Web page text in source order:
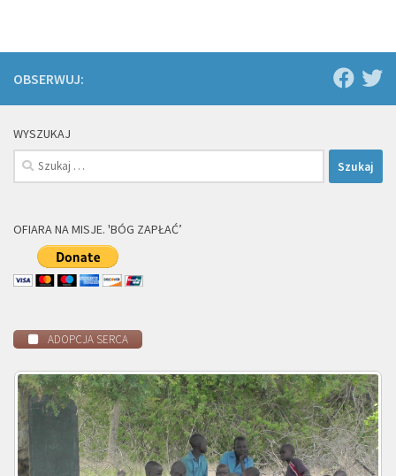
OBSERWUJ:
WYSZUKAJ
Szukaj:
OFIARA NA MISJE. 'BÓG ZAPŁAĆ’
ADOPCJA SERCA